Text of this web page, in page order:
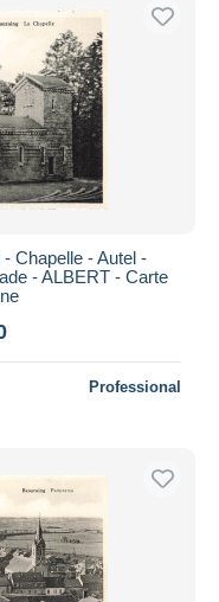
Chapelle - Autel -
- ALBERT - Carte
Professional